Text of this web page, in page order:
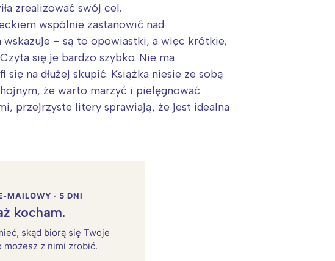
zrealizować swój cel.
wspólnie zastanowić nad
wskazuje – są to opowiastki, a więc krótkie,
się je bardzo szybko. Nie ma
na dłużej skupić. Książka niesie ze sobą
że warto marzyć i pielęgnować
przejrzyste litery sprawiają, że jest idealna
MAILOWY · 5 DNI
kocham.
skąd biorą się Twoje
z nimi zrobić.